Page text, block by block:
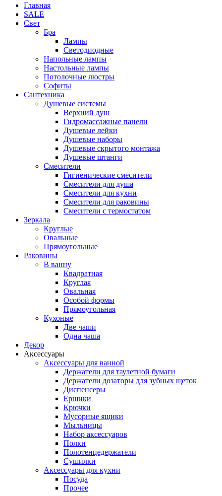
Главная
SALE
Свет
Бра
Лампы
Светодиодные
Напольные лампы
Настольные лампы
Потолочные люстры
Софиты
Сантехника
Душевые системы
Верхний душ
Гидромассажные панели
Душевые лейки
Душевые наборы
Душевые скрытого монтажа
Душевые штанги
Смесители
Гигиенические смесители
Смесители для душа
Смесители для кухни
Смесители для раковины
Смесители с термостатом
Зеркала
Круглые
Овальные
Прямоугольные
Раковины
В ванну
Квадратная
Круглая
Овальная
Особой формы
Прямоугольная
Кухоные
Две чаши
Одна чаша
Декор
Аксессуары
Аксессуары для ванной
Держатели для таулетной бумаги
Держатели дозаторы для зубных щеток
Диспенсеры
Ершики
Крючки
Мусорные ящики
Мыльницы
Набор аксессуаров
Полки
Полотенцедержатели
Сушилки
Аксессуары для кухни
Посуда
Прочее